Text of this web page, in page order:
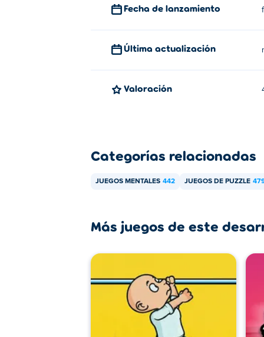
Fecha de lanzamiento
Última actualización
Valoración
Categorías relacionadas
JUEGOS MENTALES 442 JUEGOS DE PUZZLE
Más juegos de este